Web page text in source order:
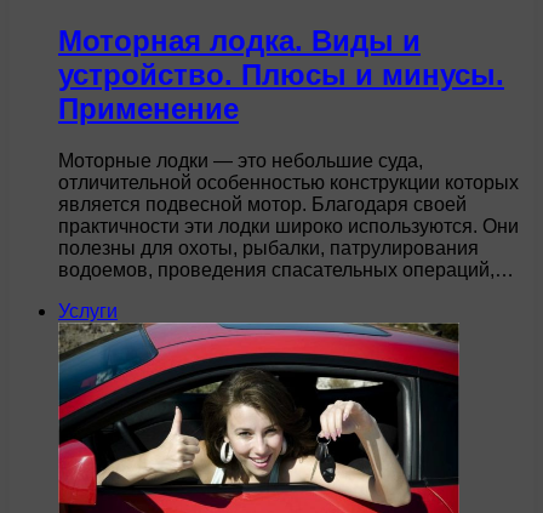
Моторная лодка. Виды и
устройство. Плюсы и минусы.
Применение
Моторные лодки — это небольшие суда,
отличительной особенностью конструкции которых
является подвесной мотор. Благодаря своей
практичности эти лодки широко используются. Они
полезны для охоты, рыбалки, патрулирования
водоемов, проведения спасательных операций,…
Услуги